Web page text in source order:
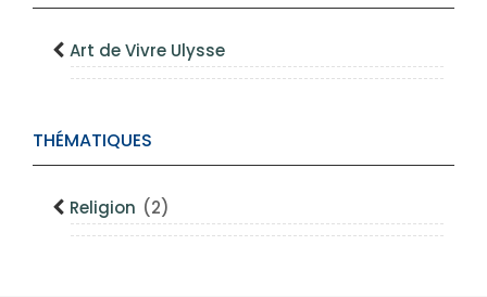
Art de Vivre Ulysse
THÉMATIQUES
Religion (2)